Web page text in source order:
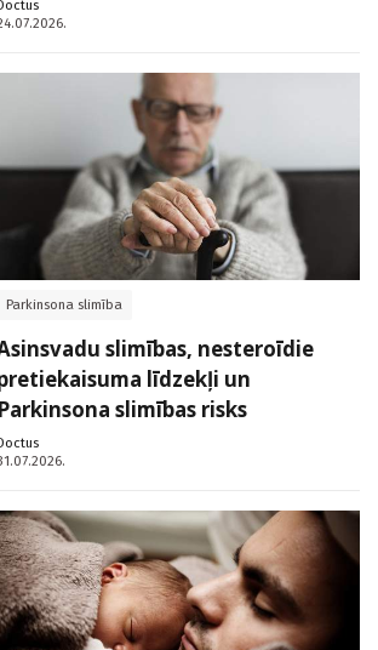
Parkinsona slimība
slimības, nesteroīdie
līdzekļi un
Parkinsona slimības risks